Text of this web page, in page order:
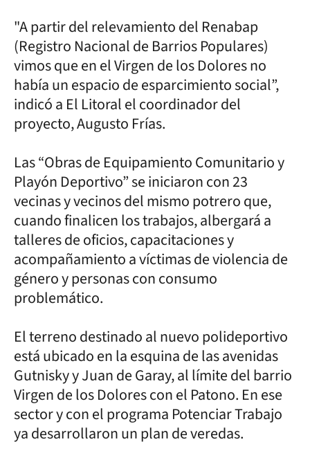
"A partir del relevamiento del Renabap
(Registro Nacional de Barrios Populares)
vimos que en el Virgen de los Dolores no
había un espacio de esparcimiento social”,
indicó a El Litoral el coordinador del
proyecto, Augusto Frías.
Las “Obras de Equipamiento Comunitario y
Playón Deportivo” se iniciaron con 23
vecinas y vecinos del mismo potrero que,
cuando finalicen los trabajos, albergará a
talleres de oficios, capacitaciones y
acompañamiento a víctimas de violencia de
género y personas con consumo
problemático.
El terreno destinado al nuevo polideportivo
está ubicado en la esquina de las avenidas
Gutnisky y Juan de Garay, al límite del barrio
Virgen de los Dolores con el Patono. En ese
sector y con el programa Potenciar Trabajo
ya desarrollaron un plan de veredas.